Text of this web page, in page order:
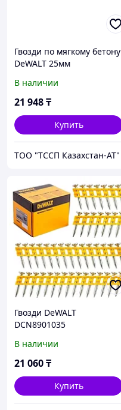
Гвозди по мягкому бетону
DeWALT 25мм
В наличии
21 948₸
Купить
ТОО "ТССП Казахстан-АТ"
Гвозди DeWALT
DCN8901035
В наличии
21 060₸
Купить